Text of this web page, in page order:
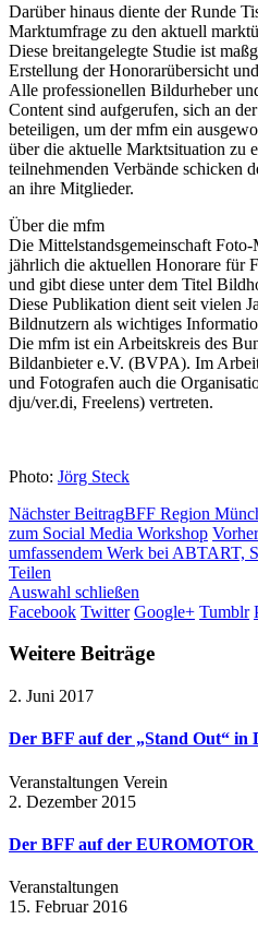
Darüber hinaus diente der Runde
Marktumfrage zu den aktuell
Diese breitangelegte Studie ist
Erstellung der Honorarübersicht
Alle professionellen Bildurheber
Content sind aufgerufen, sich an
beteiligen, um der mfm ein
über die aktuelle Marktsituation zu
teilnehmenden Verbände schicken
an ihre Mitglieder.
Über die mfm
Die Mittelstandsgemeinschaft
jährlich die aktuellen Honorare für
und gibt diese unter dem Titel
Diese Publikation dient seit vielen
Bildnutzern als wichtiges
Die mfm ist ein Arbeitskreis des
Bildanbieter e.V. (BVPA). Im
und Fotografen auch die
dju/ver.di, Freelens) vertreten.
Photo: Jörg Steck
Nächster BeitragBFF Region
zum Social Media Workshop
umfassendem Werk bei ABTART,
Teilen
Auswahl schließen
Facebook Twitter Google+ Tumblr
Weitere Beiträge
2. Juni 2017
Der BFF auf der „Stand Out“ in
Veranstaltungen Verein
2. Dezember 2015
Der BFF auf der EUROMOTOR
Veranstaltungen
15. Februar 2016